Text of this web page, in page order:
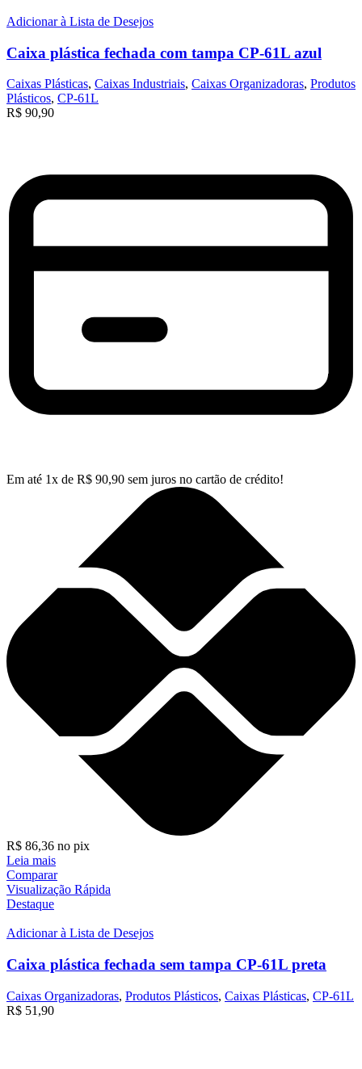
Adicionar à Lista de Desejos
Caixa plástica fechada com tampa CP-61L azul
Caixas Plásticas, Caixas Industriais, Caixas Organizadoras, Produtos
Plásticos, CP-61L
R$ 90,90
Em até 1x de R$ 90,90 sem juros no cartão de crédito!
R$ 86,36 no pix
Leia mais
Comparar
Visualização Rápida
Destaque
Adicionar à Lista de Desejos
Caixa plástica fechada sem tampa CP-61L preta
Caixas Organizadoras, Produtos Plásticos, Caixas Plásticas, CP-61L
R$ 51,90